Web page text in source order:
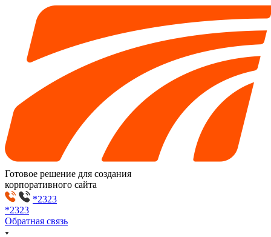
Готовое решение для создания
корпоративного сайта
*2323
*2323
Обратная связь